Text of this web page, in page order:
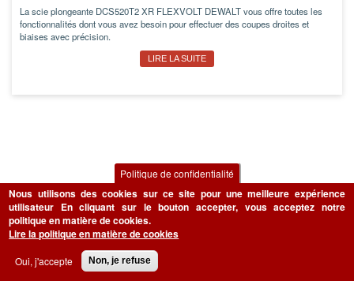
La scie plongeante DCS520T2 XR FLEXVOLT DEWALT vous offre toutes les
fonctionnalités dont vous avez besoin pour effectuer des coupes droites et
biaises avec précision.
LIRE LA SUITE
Politique de confidentialité
Nous utilisons des cookies sur ce site pour une meilleure expérience
utilisateur En cliquant sur le bouton accepter, vous acceptez notre
politique en matière de cookies.
Lire la politique en matière de cookies
Oui, j'accepte Non, je refuse